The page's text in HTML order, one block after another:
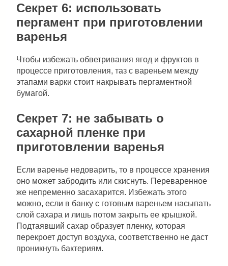
Секрет 6: использовать
пергамент при приготовлении
варенья
Чтобы избежать обветривания ягод и фруктов в
процессе приготовления, таз с вареньем между
этапами варки стоит накрывать пергаментной
бумагой.
Секрет 7: не забывать о
сахарной пленке при
приготовлении варенья
Если варенье недоварить, то в процессе хранения
оно может забродить или скиснуть. Переваренное
же непременно засахарится. Избежать этого
можно, если в банку с готовым вареньем насыпать
слой сахара и лишь потом закрыть ее крышкой.
Подтаявший сахар образует пленку, которая
перекроет доступ воздуха, соответственно не даст
проникнуть бактериям.